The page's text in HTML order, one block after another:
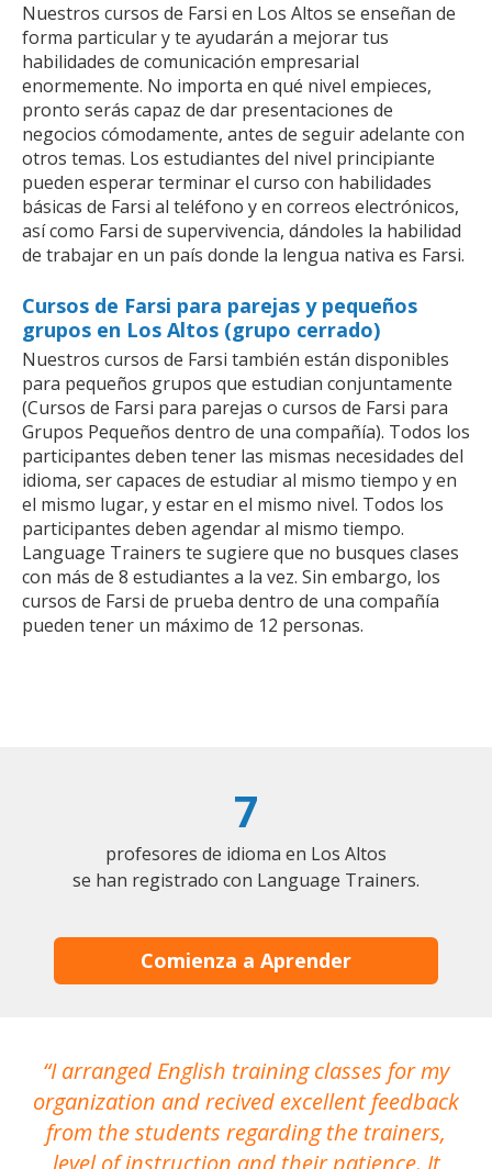
Nuestros cursos de Farsi en Los Altos se enseñan de
forma particular y te ayudarán a mejorar tus
habilidades de comunicación empresarial
enormemente. No importa en qué nivel empieces,
pronto serás capaz de dar presentaciones de
negocios cómodamente, antes de seguir adelante con
otros temas. Los estudiantes del nivel principiante
pueden esperar terminar el curso con habilidades
básicas de Farsi al teléfono y en correos electrónicos,
así como Farsi de supervivencia, dándoles la habilidad
de trabajar en un país donde la lengua nativa es Farsi.
Cursos de Farsi para parejas y pequeños
grupos en Los Altos (grupo cerrado)
Nuestros cursos de Farsi también están disponibles
para pequeños grupos que estudian conjuntamente
(Cursos de Farsi para parejas o cursos de Farsi para
Grupos Pequeños dentro de una compañía). Todos los
participantes deben tener las mismas necesidades del
idioma, ser capaces de estudiar al mismo tiempo y en
el mismo lugar, y estar en el mismo nivel. Todos los
participantes deben agendar al mismo tiempo.
Language Trainers te sugiere que no busques clases
con más de 8 estudiantes a la vez. Sin embargo, los
cursos de Farsi de prueba dentro de una compañía
pueden tener un máximo de 12 personas.
7
profesores de idioma en Los Altos
se han registrado con Language Trainers.
Comienza a Aprender
I arranged English training classes for my
organization and recived excellent feedback
from the students regarding the trainers,
level of instruction and their patience. It